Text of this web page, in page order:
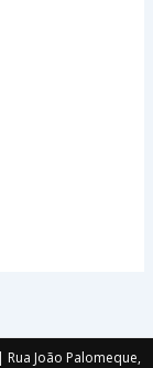
Rua João Palomeque,